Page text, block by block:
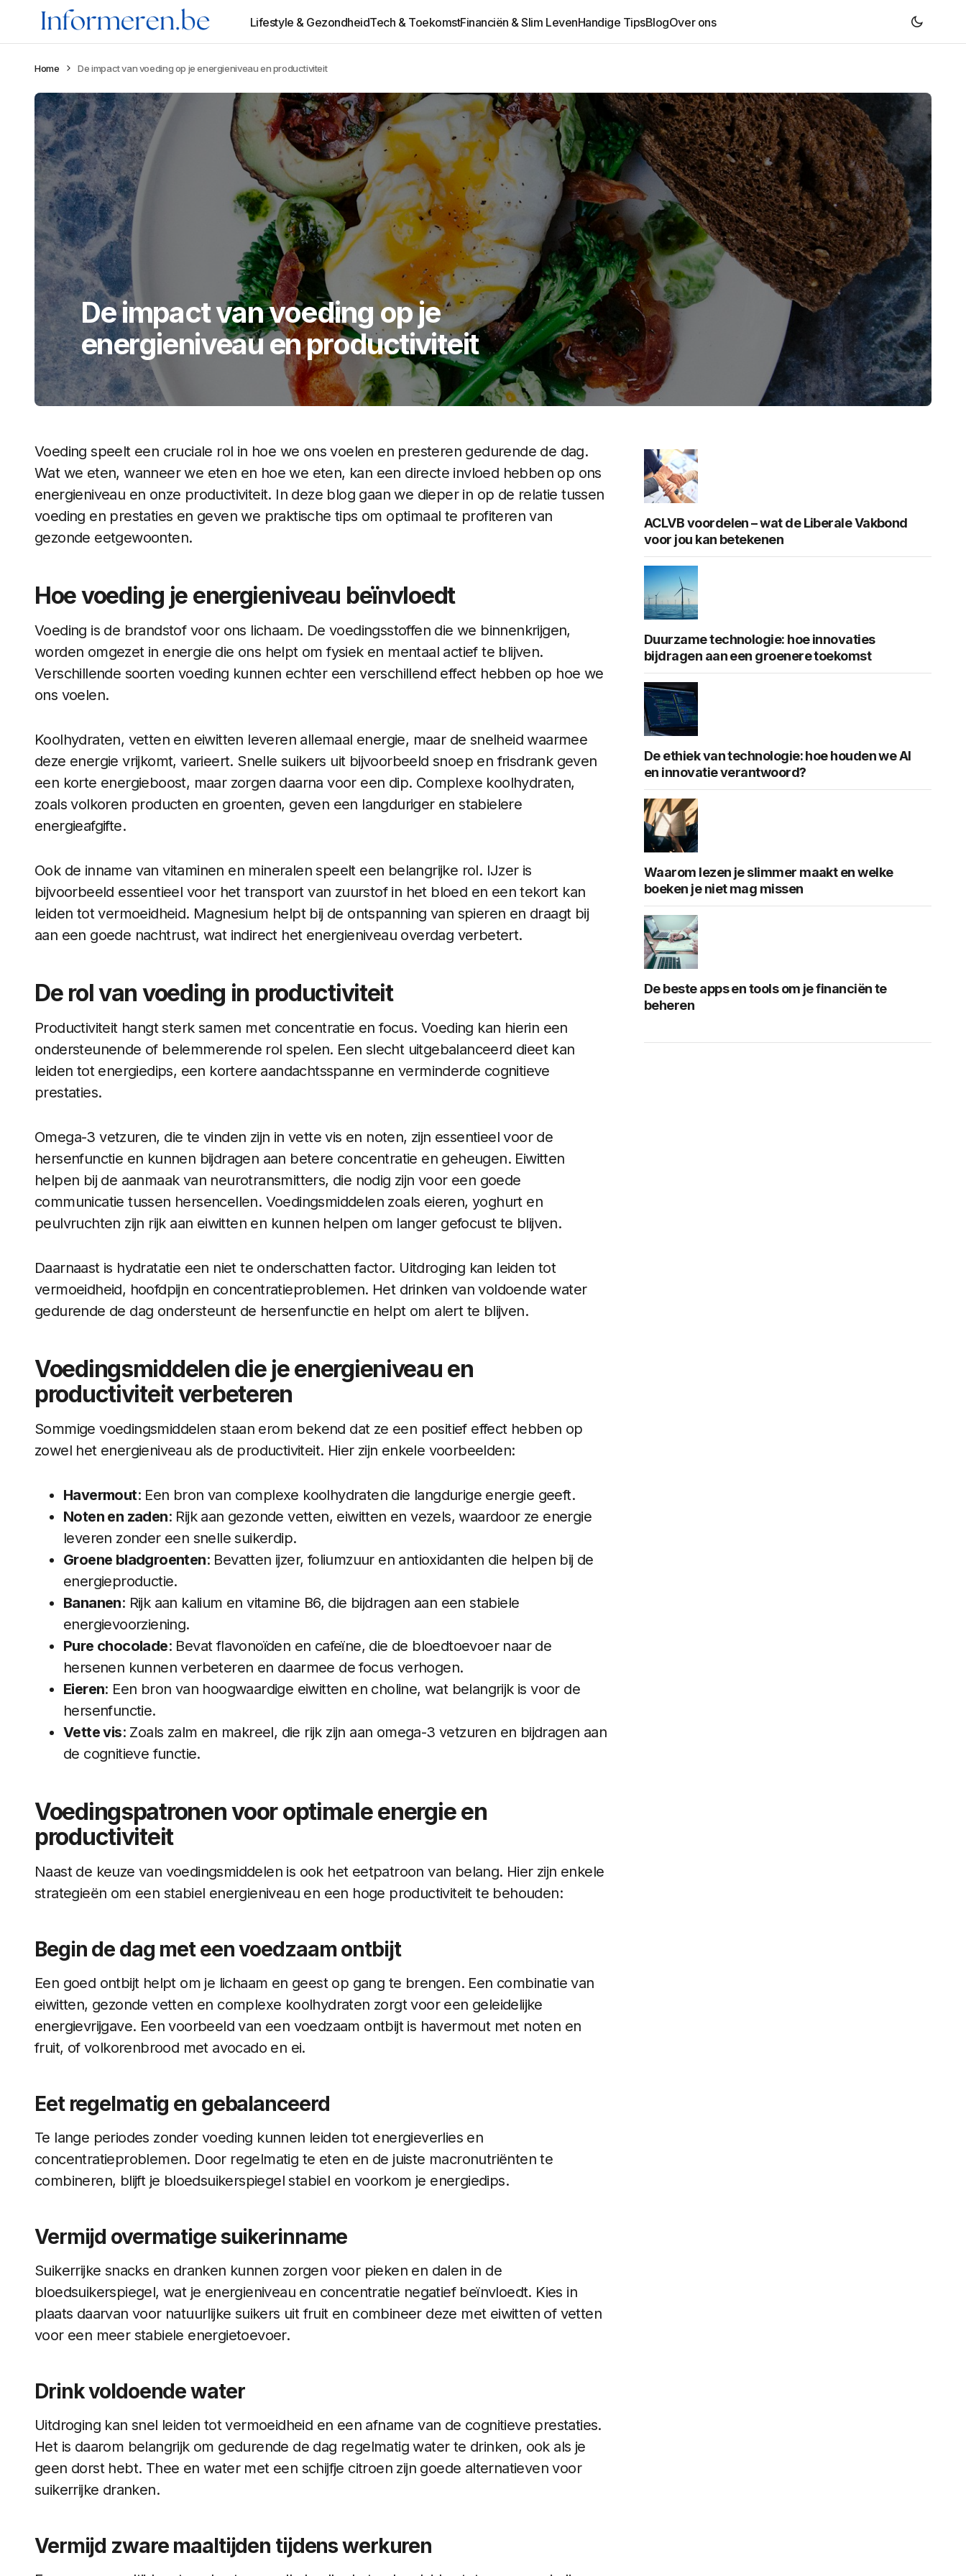
Lifestyle & GezondheidTech & ToekomstFinanciën & Slim LevenHandige TipsBlogOver ons
Home De impact van voeding op je energieniveau en productiviteit
De impact van voeding op je
energieniveau en productiviteit
Voeding speelt een cruciale rol in hoe we ons voelen en presteren gedurende de dag.
Wat we eten, wanneer we eten en hoe we eten, kan een directe invloed hebben op ons
energieniveau en onze productiviteit. In deze blog gaan we dieper in op de relatie tussen
voeding en prestaties en geven we praktische tips om optimaal te profiteren van
gezonde eetgewoonten.
Hoe voeding je energieniveau beïnvloedt
Voeding is de brandstof voor ons lichaam. De voedingsstoffen die we binnenkrijgen,
worden omgezet in energie die ons helpt om fysiek en mentaal actief te blijven.
Verschillende soorten voeding kunnen echter een verschillend effect hebben op hoe we
ons voelen.
Koolhydraten, vetten en eiwitten leveren allemaal energie, maar de snelheid waarmee
deze energie vrijkomt, varieert. Snelle suikers uit bijvoorbeeld snoep en frisdrank geven
een korte energieboost, maar zorgen daarna voor een dip. Complexe koolhydraten,
zoals volkoren producten en groenten, geven een langduriger en stabielere
energieafgifte.
Ook de inname van vitaminen en mineralen speelt een belangrijke rol. IJzer is
bijvoorbeeld essentieel voor het transport van zuurstof in het bloed en een tekort kan
leiden tot vermoeidheid. Magnesium helpt bij de ontspanning van spieren en draagt bij
aan een goede nachtrust, wat indirect het energieniveau overdag verbetert.
De rol van voeding in productiviteit
Productiviteit hangt sterk samen met concentratie en focus. Voeding kan hierin een
ondersteunende of belemmerende rol spelen. Een slecht uitgebalanceerd dieet kan
leiden tot energiedips, een kortere aandachtsspanne en verminderde cognitieve
prestaties.
Omega-3 vetzuren, die te vinden zijn in vette vis en noten, zijn essentieel voor de
hersenfunctie en kunnen bijdragen aan betere concentratie en geheugen. Eiwitten
helpen bij de aanmaak van neurotransmitters, die nodig zijn voor een goede
communicatie tussen hersencellen. Voedingsmiddelen zoals eieren, yoghurt en
peulvruchten zijn rijk aan eiwitten en kunnen helpen om langer gefocust te blijven.
Daarnaast is hydratatie een niet te onderschatten factor. Uitdroging kan leiden tot
vermoeidheid, hoofdpijn en concentratieproblemen. Het drinken van voldoende water
gedurende de dag ondersteunt de hersenfunctie en helpt om alert te blijven.
Voedingsmiddelen die je energieniveau en
productiviteit verbeteren
Sommige voedingsmiddelen staan erom bekend dat ze een positief effect hebben op
zowel het energieniveau als de productiviteit. Hier zijn enkele voorbeelden:
Havermout: Een bron van complexe koolhydraten die langdurige energie geeft.
Noten en zaden: Rijk aan gezonde vetten, eiwitten en vezels, waardoor ze energie
leveren zonder een snelle suikerdip.
Groene bladgroenten: Bevatten ijzer, foliumzuur en antioxidanten die helpen bij de
energieproductie.
Bananen: Rijk aan kalium en vitamine B6, die bijdragen aan een stabiele
energievoorziening.
Pure chocolade: Bevat flavonoïden en cafeïne, die de bloedtoevoer naar de
hersenen kunnen verbeteren en daarmee de focus verhogen.
Eieren: Een bron van hoogwaardige eiwitten en choline, wat belangrijk is voor de
hersenfunctie.
Vette vis: Zoals zalm en makreel, die rijk zijn aan omega-3 vetzuren en bijdragen aan
de cognitieve functie.
Voedingspatronen voor optimale energie en
productiviteit
Naast de keuze van voedingsmiddelen is ook het eetpatroon van belang. Hier zijn enkele
strategieën om een stabiel energieniveau en een hoge productiviteit te behouden:
Begin de dag met een voedzaam ontbijt
Een goed ontbijt helpt om je lichaam en geest op gang te brengen. Een combinatie van
eiwitten, gezonde vetten en complexe koolhydraten zorgt voor een geleidelijke
energievrijgave. Een voorbeeld van een voedzaam ontbijt is havermout met noten en
fruit, of volkorenbrood met avocado en ei.
Eet regelmatig en gebalanceerd
Te lange periodes zonder voeding kunnen leiden tot energieverlies en
concentratieproblemen. Door regelmatig te eten en de juiste macronutriënten te
combineren, blijft je bloedsuikerspiegel stabiel en voorkom je energiedips.
Vermijd overmatige suikerinname
Suikerrijke snacks en dranken kunnen zorgen voor pieken en dalen in de
bloedsuikerspiegel, wat je energieniveau en concentratie negatief beïnvloedt. Kies in
plaats daarvan voor natuurlijke suikers uit fruit en combineer deze met eiwitten of vetten
voor een meer stabiele energietoevoer.
Drink voldoende water
Uitdroging kan snel leiden tot vermoeidheid en een afname van de cognitieve prestaties.
Het is daarom belangrijk om gedurende de dag regelmatig water te drinken, ook als je
geen dorst hebt. Thee en water met een schijfje citroen zijn goede alternatieven voor
suikerrijke dranken.
Vermijd zware maaltijden tijdens werkuren
ACLVB voordelen – wat de Liberale Vakbond
voor jou kan betekenen
Duurzame technologie: hoe innovaties
bijdragen aan een groenere toekomst
De ethiek van technologie: hoe houden we AI
en innovatie verantwoord?
Waarom lezen je slimmer maakt en welke
boeken je niet mag missen
De beste apps en tools om je financiën te
beheren